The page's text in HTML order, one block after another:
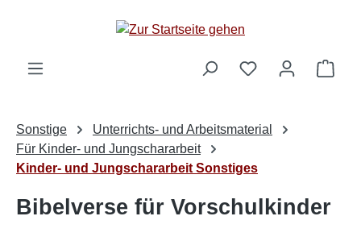
Zum Hauptinhalt springen
Sonstige
Unterrichts- und Arbeitsmaterial
Für Kinder- und Jungschararbeit
Kinder- und Jungschararbeit Sonstiges
Bibelverse für Vorschulkinder